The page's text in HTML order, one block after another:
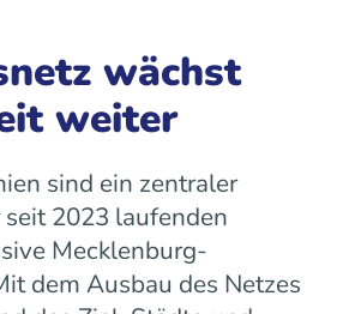
wächst
weiter
sind ein zentraler
2023 laufenden
Mecklenburg-
dem Ausbau des Netzes